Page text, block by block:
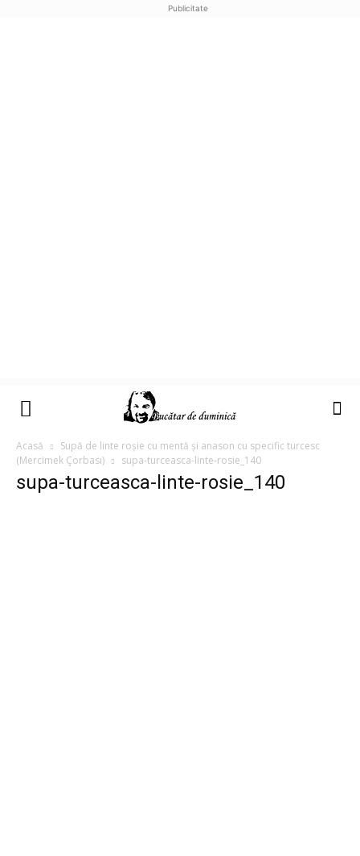
Publicitate
Acasă
Supă de linte roșie cu mentă și anason cu specific turcesc
(Mercimek Çorbası)
supa-turceasca-linte-rosie_140
supa-turceasca-linte-rosie_140